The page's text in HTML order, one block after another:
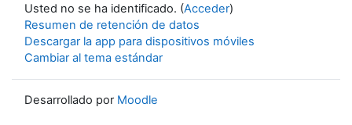
Usted no se ha identificado. (Acceder)
Resumen de retención de datos
Descargar la app para dispositivos móviles
Cambiar al tema estándar
Desarrollado por Moodle